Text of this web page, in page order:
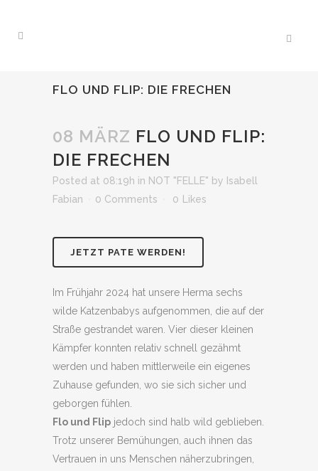
FLO UND FLIP: DIE FRECHEN
08 MÄRZ FLO UND FLIP:
DIE FRECHEN
Posted at 08:19h in NOT "FELLE" by Isabell
Fabian
0 Comments 0 Likes
JETZT PATE WERDEN!
Im Frühjahr 2024 hat unsere Herma sechs
wilde Katzenbabys aufgenommen, die auf der
Straße gestrandet waren. Vier dieser kleinen
Kämpfer konnten relativ schnell gezähmt
werden und haben mittlerweile ein eigenes
Zuhause gefunden, wo sie sich sicher und
geborgen fühlen.
Flo und Flip jedoch sind halb wild geblieben.
Trotz unserer Bemühungen, auch ihnen das
Vertrauen in uns Menschen näherzubringen,